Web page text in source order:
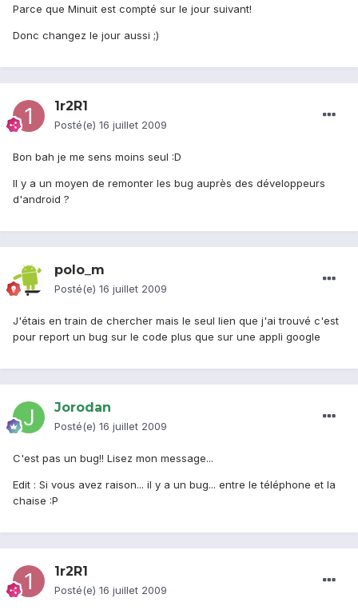
Parce que Minuit est compté sur le jour suivant!
Donc changez le jour aussi ;)
1r2R1
Posté(e) 16 juillet 2009
Bon bah je me sens moins seul :D
Il y a un moyen de remonter les bug auprès des développeurs
d'android ?
polo_m
Posté(e) 16 juillet 2009
J'étais en train de chercher mais le seul lien que j'ai trouvé c'est
pour report un bug sur le code plus que sur une appli google
Jorodan
Posté(e) 16 juillet 2009
C'est pas un bug!! Lisez mon message...
Edit : Si vous avez raison... il y a un bug... entre le téléphone et la
chaise :P
1r2R1
Posté(e) 16 juillet 2009